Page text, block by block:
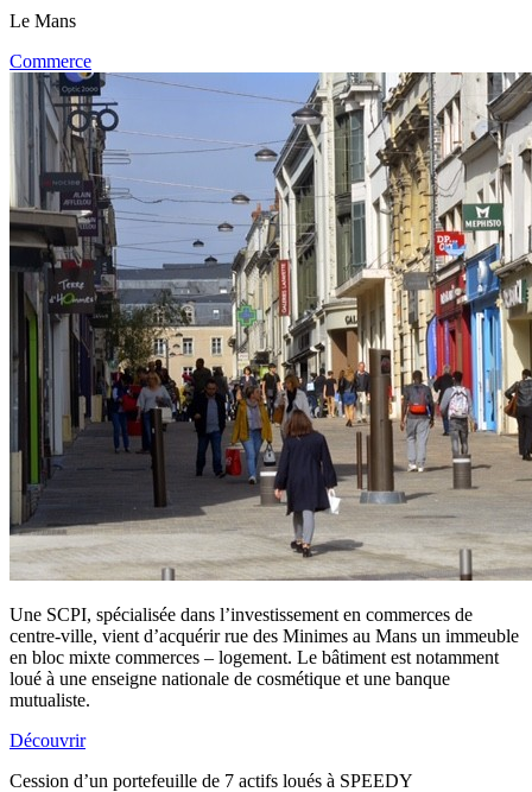
Le Mans
Commerce
Une SCPI, spécialisée dans l’investissement en commerces de
centre-ville, vient d’acquérir rue des Minimes au Mans un immeuble
en bloc mixte commerces – logement. Le bâtiment est notamment
loué à une enseigne nationale de cosmétique et une banque
mutualiste.
Découvrir
Cession d’un portefeuille de 7 actifs loués à SPEEDY